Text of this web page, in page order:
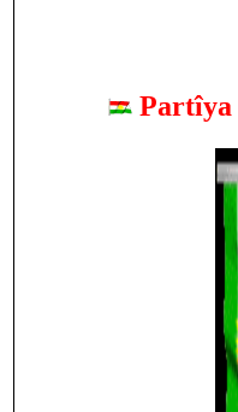
Partîya